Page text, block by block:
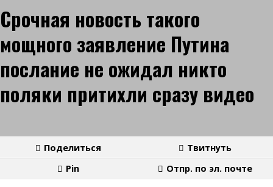
Срочная новость такого
мощного заявление Путина
послание не ожидал никто
поляки притихли сразу видео
Поделиться
Твитнуть
Pin
Отпр. по эл. почте